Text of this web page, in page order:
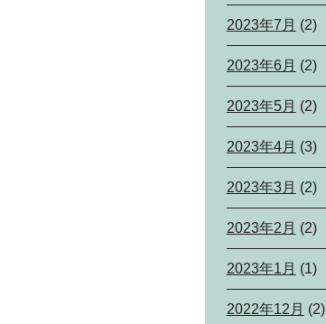
2023年7月 (2)
2023年6月 (2)
2023年5月 (2)
2023年4月 (3)
2023年3月 (2)
2023年2月 (2)
2023年1月 (1)
2022年12月 (2)